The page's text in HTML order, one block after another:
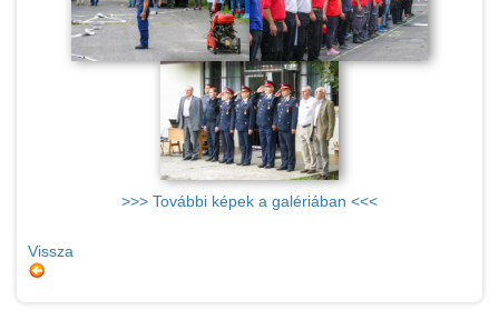
>>> További képek a galériában <<<
Vissza